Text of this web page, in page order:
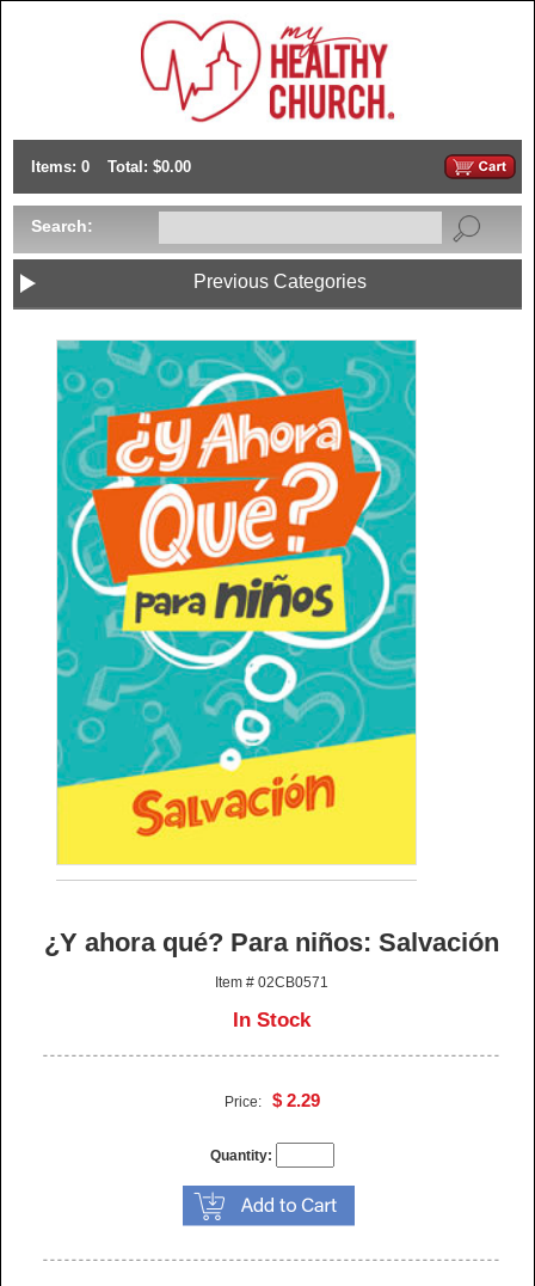
Items: 0 Total: $0.00
Search:
Previous Categories
¿Y ahora qué? Para niños: Salvación
Item # 02CB0571
In Stock
Price: $ 2.29
Quantity: